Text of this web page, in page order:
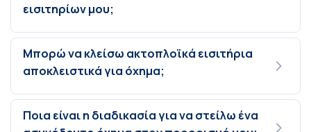
εισιτηρίων μου;
Μπορώ να κλείσω ακτοπλοϊκά εισιτήρια
αποκλειστικά για όχημα;
Ποια είναι η διαδικασία για να στείλω ένα